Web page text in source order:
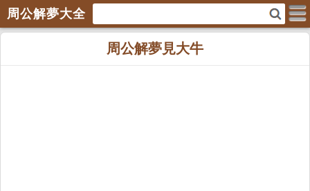
周公解夢大全
周公解夢見大牛